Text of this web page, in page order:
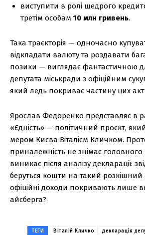
виступити в ролі щедрого
третім особам 10 млн гривень.
Така траєкторія — одночасно
відкладати валюту та роздавати
позики — виглядає фантастичною
депутата міськради з офіційним
який ледь покриває частину цих
Ярослав Федоренко представляє в
«Єдність» — політичний проєкт,
мером Києва Віталієм Кличком.
приналежність не знімає
виникає після аналізу декларації:
беруться кошти на такий розкішний
офіційні доходи покривають лише
айсберга?
ТЕГИ Віталій Кличко декларація